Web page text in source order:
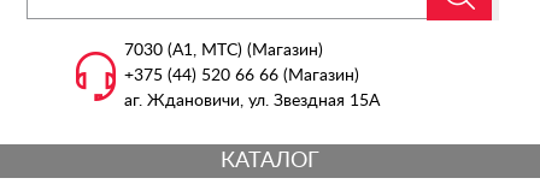
7030 (А1, МТС) (Магазин)
+375 (44) 520 66 66 (Магазин)
аг. Ждановичи, ул. Звездная 15А
КАТАЛОГ